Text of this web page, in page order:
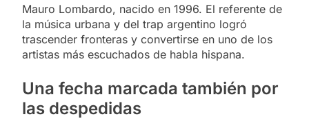
Mauro Lombardo, nacido en 1996. El referente de
la música urbana y del trap argentino logró
trascender fronteras y convertirse en uno de los
artistas más escuchados de habla hispana.
Una fecha marcada también por
las despedidas